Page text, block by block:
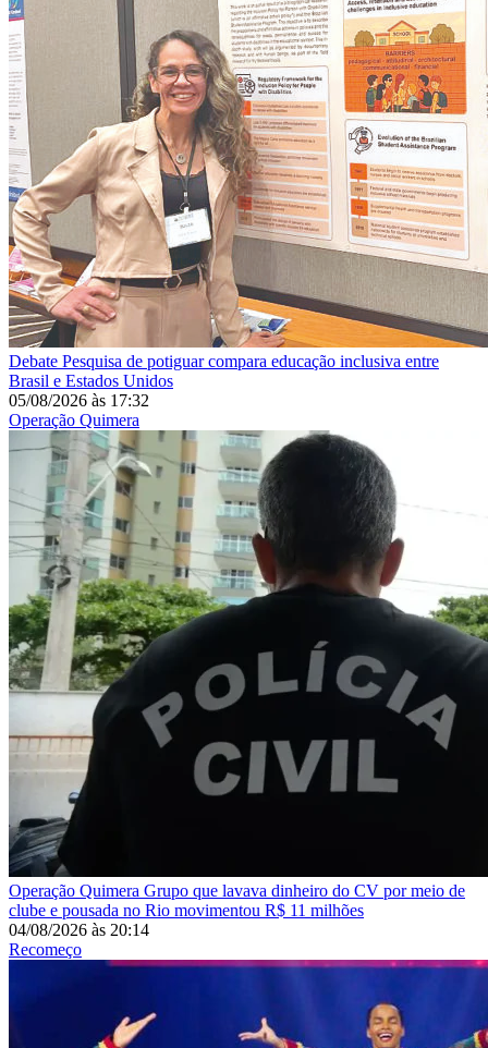
Debate Pesquisa de potiguar compara educação inclusiva entre
Brasil e Estados Unidos
05/08/2026 às 17:32
Operação Quimera
Operação Quimera Grupo que lavava dinheiro do CV por meio de
clube e pousada no Rio movimentou R$ 11 milhões
04/08/2026 às 20:14
Recomeço